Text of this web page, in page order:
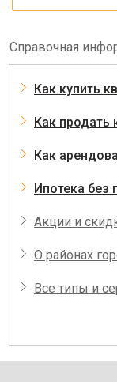
Справочная
Как купить
Как продать
Как
Ипотека без
Акции и
О районах
Все типы и